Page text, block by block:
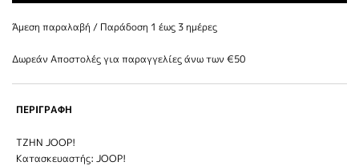
Άμεση παραλαβή / Παράδoση 1 έως 3 ημέρες
Δωρεάν Αποστολές για παραγγελίες άνω των €50
ΠΕΡΙΓΡΑΦΗ
TZHN JOOP!
Κατασκευαστής: JOOP!